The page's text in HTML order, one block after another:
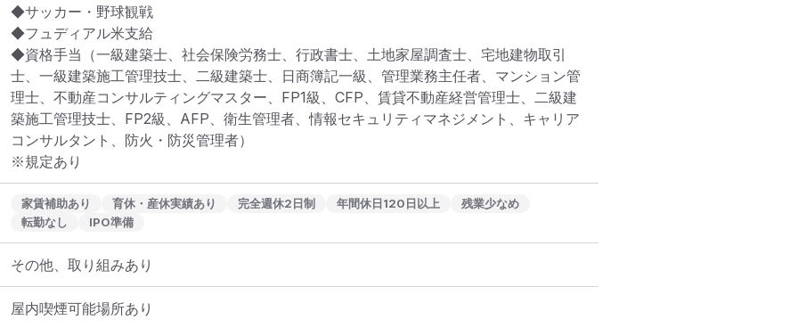
◆サッカー・野球観戦
◆フュディアル米支給
◆資格手当（一級建築士、社会保険労務士、行政書士、土地家屋調査士、宅地建物取引
士、一級建築施工管理技士、二級建築士、日商簿記一級、管理業務主任者、マンション管
理士、不動産コンサルティングマスター、FP1級、CFP、賃貸不動産経営管理士、二級建
築施工管理技士、FP2級、AFP、衛生管理者、情報セキュリティマネジメント、キャリア
コンサルタント、防火・防災管理者）
※規定あり
家賃補助あり 育休・産休実績あり 完全週休2日制 年間休日120日以上
残業少なめ
転勤なし
IPO準備
その他、取り組みあり
屋内喫煙可能場所あり